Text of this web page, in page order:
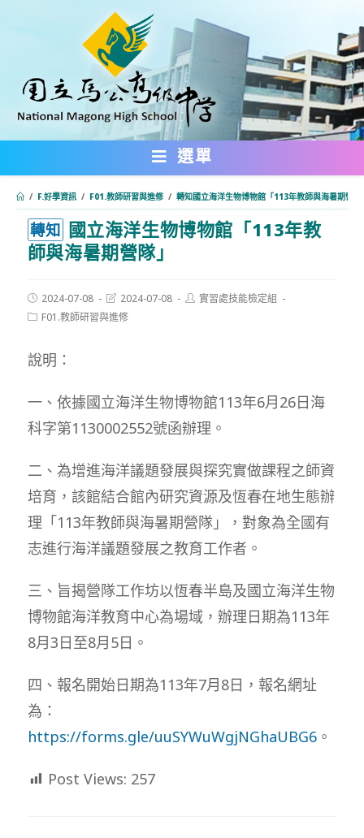
內
選單
/ F.好學資訊 / F01.教師研習與進修 / 轉知國立海洋生物博物館「113年教師與海暑期營隊
轉知 國立海洋生物博物館「113年教
師與海暑期營隊」
Post
published:
2024-07-08
Post
last
modified:
2024-07-08
Post實習處技能檢定組
PostF01.教師研習與進修
說明：
一、依據國立海洋生物博物館113年6月26日海
科字第1130002552號函辦理。
二、為增進海洋議題發展與探究實做課程之師資
培育，該館結合館內研究資源及恆春在地生態辦
理「113年教師與海暑期營隊」，對象為全國有
志進行海洋議題發展之教育工作者。
三、旨揭營隊工作坊以恆春半島及國立海洋生物
博物館海洋教育中心為場域，辦理日期為113年
8月3日至8月5日。
四、報名開始日期為113年7月8日，報名網址
為：
https://forms.gle/uuSYWuWgjNGhaUBG6。
Post Views: 257